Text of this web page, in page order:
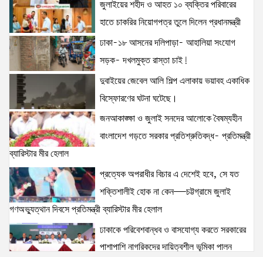
দুবাইয়ের জেবেল আলি শিল্প এলাকায় ভয়াবহ একাধিক
বিস্ফোরণের ঘটনা ঘটেছে।
15 views
ঢাকা-১৮ আসনের দলিপাড়া- আহালিয়া সংযোগ সড়ক-
দখলমুক্ত রাস্তা চাই!
15 views |posted on August 6, 2026
‘তরুণদের উৎসাহ দিলেন যুব ও ক্রীড়া প্রতিমন্ত্রী, এলজিআরডি
প্রতিমন্ত্রী, জনপ্রশাসন প্রতিমন্ত্রীসহ বগুড়ার সংসদ সদস্যরা’
জুলাইয়ের শহীদ ও আহত ১০ ব্যক্তির পরিবারের হাতে চাকরির
নিয়োগপত্র তুলে দিলেন প্রধানমন্ত্রী
13 views posted on August 8, 2026
জুলাইয়ের শহীদ ও আহত ১০ ব্যক্তির পরিবারের
হাতে চাকরির নিয়োগপত্র তুলে দিলেন প্রধানমন্ত্রী
ঢাকা-১৮ আসনের দলিপাড়া- আহালিয়া সংযোগ
সড়ক- দখলমুক্ত রাস্তা চাই!
দুবাইয়ের জেবেল আলি শিল্প এলাকায় ভয়াবহ একাধিক
বিস্ফোরণের ঘটনা ঘটেছে।
জনআকাঙ্ক্ষা ও জুলাই সনদের আলোকে বৈষম্যহীন
বাংলাদেশ গড়তে সরকার প্রতিশ্রুতিবদ্ধ- প্রতিমন্ত্রী
ব্যারিস্টার মীর হেলাল
প্রত্যেক অপরাধীর বিচার এ দেশেই হবে, সে যত
শক্তিশালীই হোক না কেন—চট্টগ্রামে জুলাই
গণঅভ্যুত্থান দিবসে প্রতিমন্ত্রী ব্যারিস্টার মীর হেলাল
ঢাকাকে পরিবেশবান্ধব ও বাসযোগ্য করতে সরকারের
পাশাপাশি নাগরিকদের দায়িত্বশীল ভূমিকা পালন